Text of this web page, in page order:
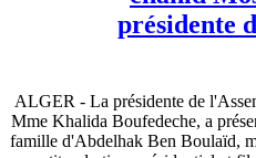
présidente
ALGER - La présidente de
Mme Khalida Boufedeche, a
famille d'Abdelhak Ben Boulaïd,